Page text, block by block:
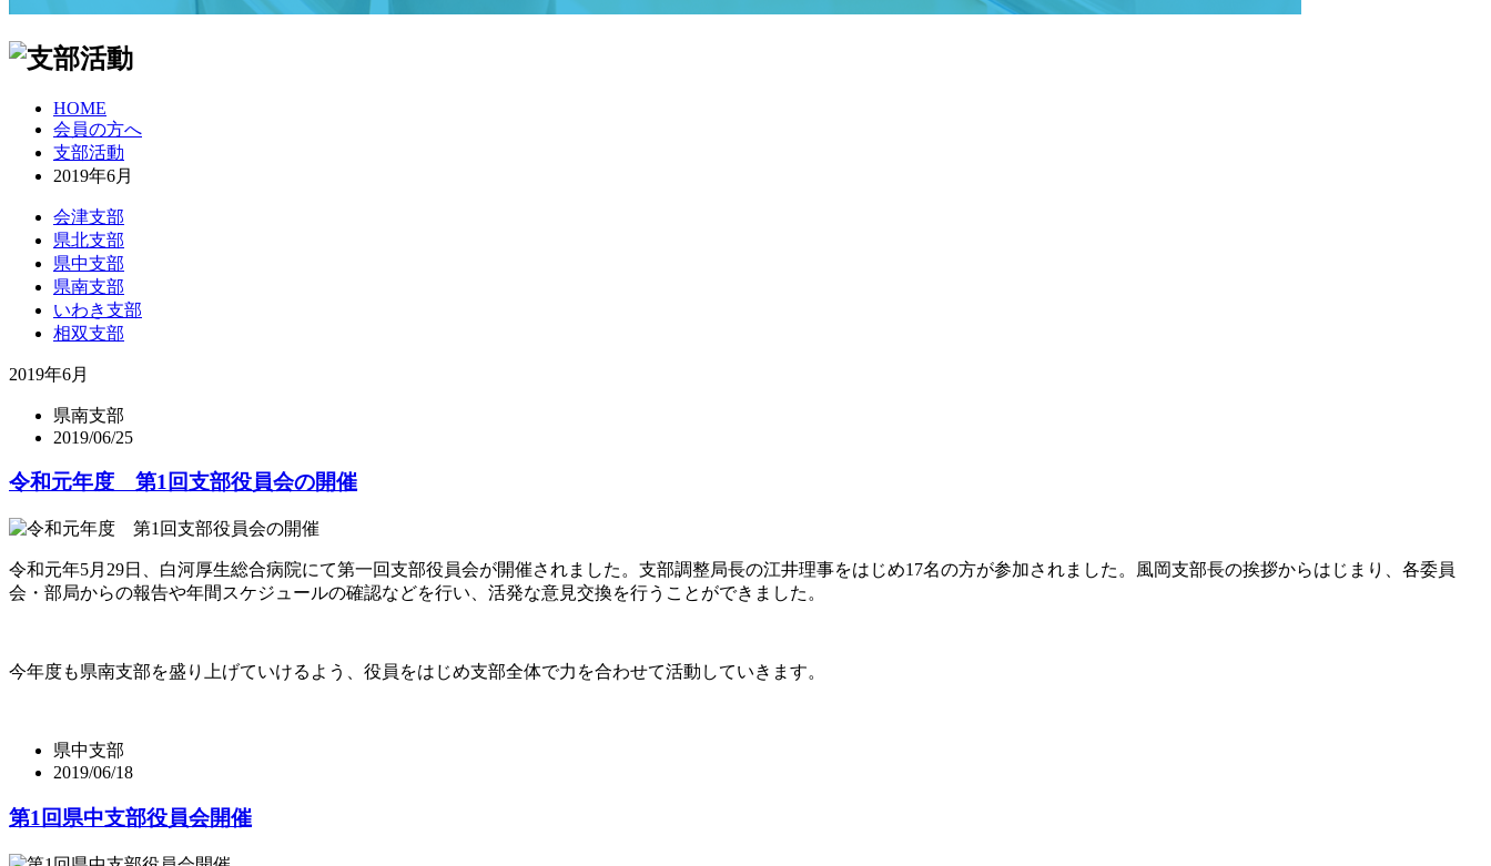
HOME
会員の方へ
支部活動
2019年6月
会津支部
県北支部
県中支部
県南支部
いわき支部
相双支部
2019年6月
県南支部
2019/06/25
令和元年度 第1回支部役員会の開催
令和元年5月29日、白河厚生総合病院にて第一回支部役員会が開催されました。支部調整局長の江井理事をはじめ17名の方が参加されました。風岡支部長の挨拶からはじまり、各委員
会・部局からの報告や年間スケジュールの確認などを行い、活発な意見交換を行うことができました。
今年度も県南支部を盛り上げていけるよう、役員をはじめ支部全体で力を合わせて活動していきます。
県中支部
2019/06/18
第1回県中支部役員会開催